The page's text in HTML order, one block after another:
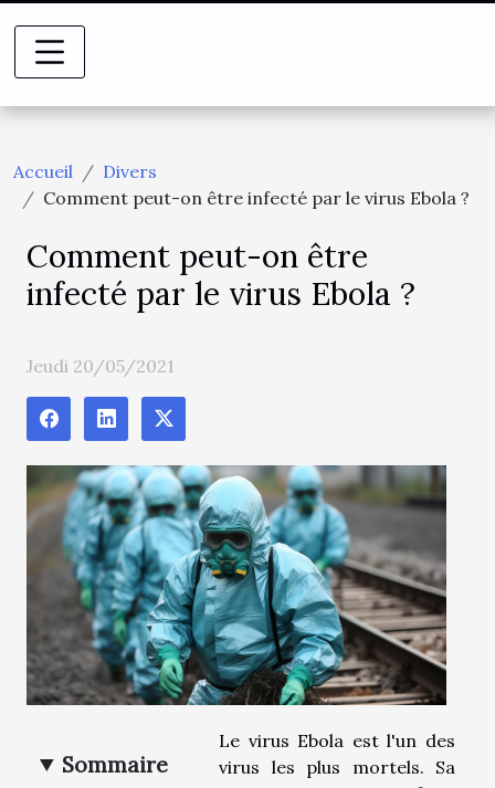
Accueil
Divers
Comment peut-on être infecté par le virus Ebola ?
Comment peut-on être
infecté par le virus Ebola ?
Jeudi 20/05/2021
Sommaire
Le virus Ebola est l'un des
virus les plus mortels. Sa